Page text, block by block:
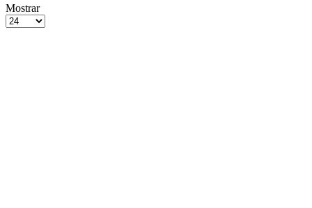
grelha
de
Lista
Mostrar
Produtos